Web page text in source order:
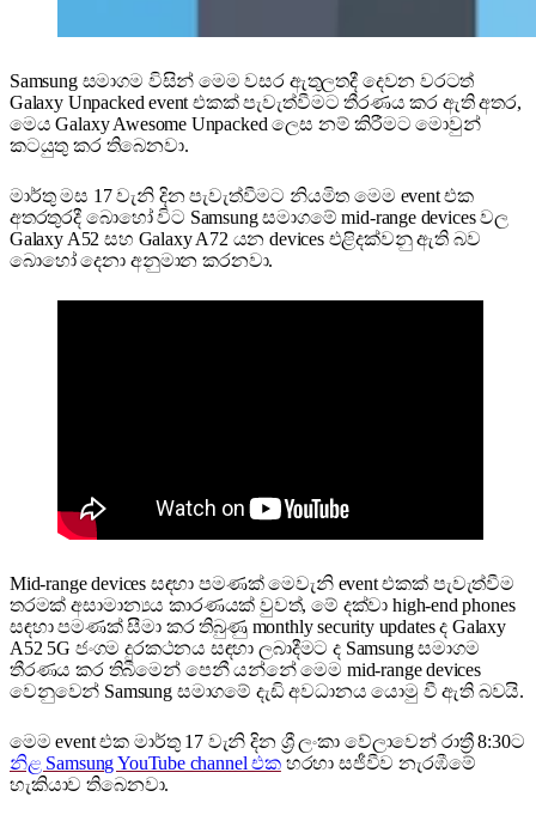
Samsung සමාගම විසින් මෙම වසර ඇතුලතදී දෙවන වරටත්
Galaxy Unpacked event එකක් පැවැත්වීමට තීරණය කර ඇති අතර,
මෙය Galaxy Awesome Unpacked ලෙස නම් කිරීමට මොවුන්
කටයුතු කර තිබෙනවා.
මාර්තු මස 17 වැනි දින පැවැත්වීමට නියමිත මෙම event එක
අතරතුරදී බොහෝ විට Samsung සමාගමේ mid-range devices වල
Galaxy A52 සහ Galaxy A72 යන devices එළිදක්වනු ඇති බව
බොහෝ දෙනා අනුමාන කරනවා.
Mid-range devices සඳහා පමණක් මෙවැනි event එකක් පැවැත්වීම
තරමක් අසාමාන්‍යය කාරණයක් වුවත්, මේ දක්වා high-end phones
සඳහා පමණක් සීමා කර තිබුණු monthly security updates ද Galaxy
A52 5G ජංගම දුරකථනය සඳහා ලබාදීමට ද Samsung සමාගම
තීරණය කර තිබීමෙන් පෙනී යන්නේ මෙම mid-range devices
වෙනුවෙන් Samsung සමාගමේ දැඩි අවධානය ය‍ොමු වී ඇති බවයි.
මෙම event එක මාර්තු 17 වැනි දින ශ්‍රී ලංකා වේලාවෙන් රාත්‍රී 8:30ට
නිළ Samsung YouTube channel එකහරහා සජීවීව නැරඹීමේ
හැකියාව තිබෙනවා.